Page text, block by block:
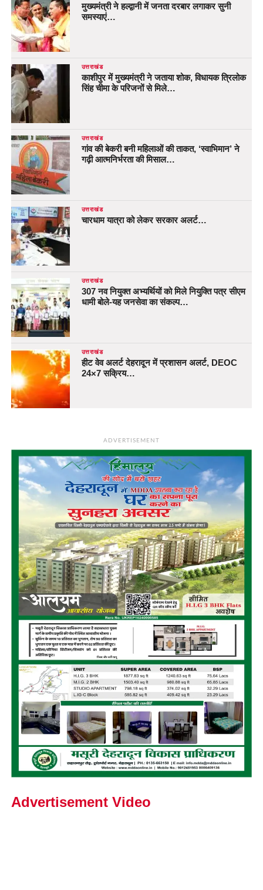
मुख्यमंत्री ने हल्द्वानी में जनता दरबार लगाकर सुनी
समस्याएं…
उत्तराखंड
काशीपुर में मुख्यमंत्री ने जताया शोक, विधायक त्रिलोक
सिंह चीमा के परिजनों से मिले…
उत्तराखंड
गांव की बेकरी बनी महिलाओं की ताकत, ‘स्वाभिमान’ ने
गढ़ी आत्मनिर्भरता की मिसाल…
उत्तराखंड
चारधाम यात्रा को लेकर सरकार अलर्ट…
उत्तराखंड
307 नव नियुक्त अभ्यर्थियों को मिले नियुक्ति पत्र सीएम
धामी बोले-यह जनसेवा का संकल्प…
उत्तराखंड
हीट वेव अलर्ट देहरादून में प्रशासन अलर्ट, DEOC
24×7 सक्रिय…
ADVERTISEMENT
Advertisement Video